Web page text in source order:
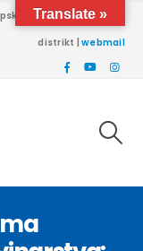
univerziteta Brčko
distrikt |webmail
Translate »